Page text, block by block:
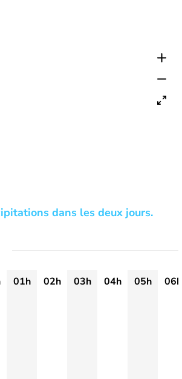
dans les deux jours.
01h 02h 03h 04h 05h
06h